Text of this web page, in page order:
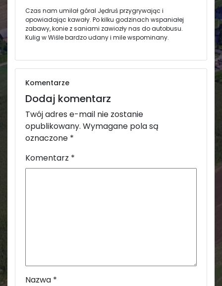
Czas nam umilał góral Jędruś przygrywając i
opowiadając kawały. Po kilku godzinach wspaniałej
zabawy, konie z saniami zawiozły nas do autobusu.
Kulig w Wiśle bardzo udany i mile wspominany.
Komentarze
Dodaj komentarz
Twój adres e-mail nie zostanie
opublikowany. Wymagane pola są
oznaczone *
Komentarz *
Nazwa *